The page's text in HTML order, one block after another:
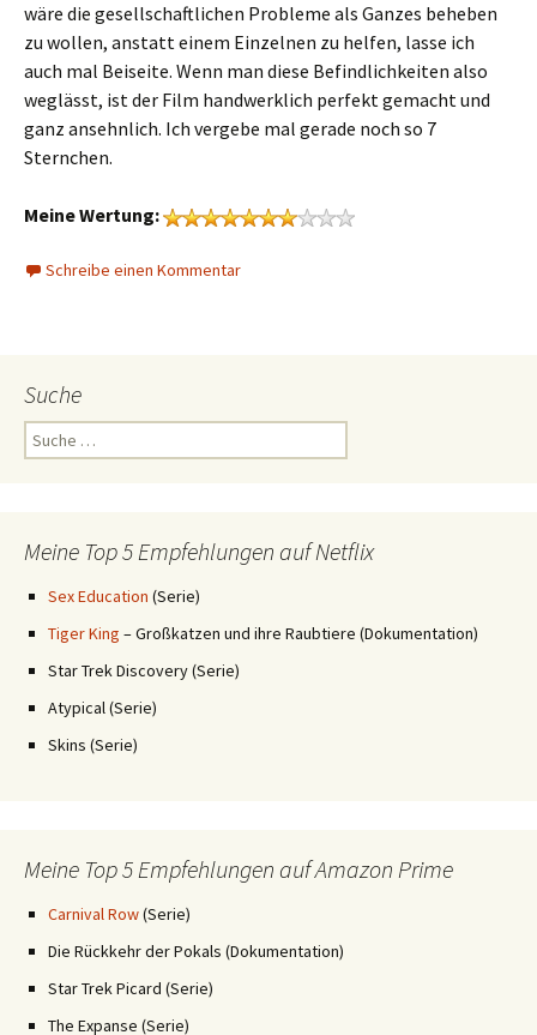
wäre die gesellschaftlichen Probleme als Ganzes beheben
zu wollen, anstatt einem Einzelnen zu helfen, lasse ich
auch mal Beiseite. Wenn man diese Befindlichkeiten also
weglässt, ist der Film handwerklich perfekt gemacht und
ganz ansehnlich. Ich vergebe mal gerade noch so 7
Sternchen.
Meine Wertung:
Schreibe einen Kommentar
Suche
Suche
nach:
Meine Top 5 Empfehlungen auf Netflix
Sex Education (Serie)
Tiger King – Großkatzen und ihre Raubtiere (Dokumentation)
Star Trek Discovery (Serie)
Atypical (Serie)
Skins (Serie)
Meine Top 5 Empfehlungen auf Amazon Prime
Carnival Row(Serie)
Die Rückkehr der Pokals (Dokumentation)
Star Trek Picard (Serie)
The Expanse (Serie)